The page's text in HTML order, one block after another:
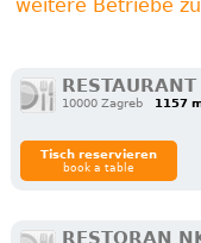
weitere Betriebe
10000 Zagreb
1157
Tisch reservieren
book a table
RESTORAN